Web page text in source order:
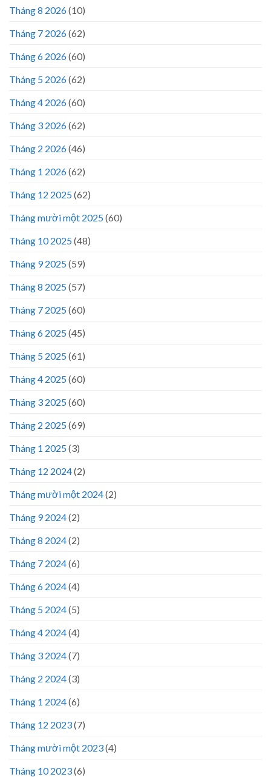
Tháng 8 2026(10)
Tháng 7 2026(62)
Tháng 6 2026(60)
Tháng 5 2026(62)
Tháng 4 2026(60)
Tháng 3 2026(62)
Tháng 2 2026(46)
Tháng 1 2026(62)
Tháng 12 2025(62)
Tháng mười một 2025(60)
Tháng 10 2025(48)
Tháng 9 2025(59)
Tháng 8 2025(57)
Tháng 7 2025(60)
Tháng 6 2025(45)
Tháng 5 2025(61)
Tháng 4 2025(60)
Tháng 3 2025(60)
Tháng 2 2025(69)
Tháng 1 2025(3)
Tháng 12 2024(2)
Tháng mười một 2024(2)
Tháng 9 2024(2)
Tháng 8 2024(2)
Tháng 7 2024(6)
Tháng 6 2024(4)
Tháng 5 2024(5)
Tháng 4 2024(4)
Tháng 3 2024(7)
Tháng 2 2024(3)
Tháng 1 2024(6)
Tháng 12 2023(7)
Tháng mười một 2023(4)
Tháng 10 2023(6)